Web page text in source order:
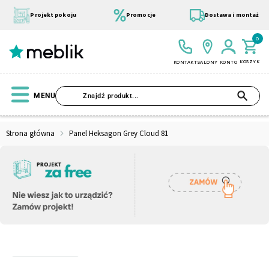
treści
Projekt pokoju Promocje Dostawa i montaż
KONTAKTSALONY KONTO KOSZYK
0
MENU
Strona główna Panel Heksagon Grey Cloud 81
Wszystkie Kolekcje Modułowe
Szafa Łóżko
Materace Pufy